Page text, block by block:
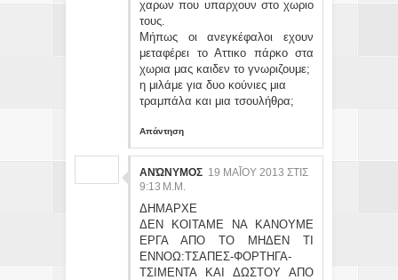
χαρων που υπαρχουν στο χωριο
τους.
Μήπως οι ανεγκέφαλοι εχουν
μεταφέρει το Αττικο πάρκο στα
χωρια μας καιδεν το γνωριζουμε;
η μιλάμε για δυο κούνιες μια
τραμπάλα και μια τσουλήθρα;
Απάντηση
ΑΝΏΝΥΜΟΣ 19 ΜΑΪ́ΟΥ 2013 ΣΤΙΣ 9:
13 Μ.Μ.
ΔΗΜΑΡΧΕ
ΔΕΝ ΚΟΙΤΑΜΕ ΝΑ ΚΑΝΟΥΜΕ
ΕΡΓΑ ΑΠΟ ΤΟ ΜΗΔΕΝ ΤΙ
ΕΝΝΟΩ:ΤΣΑΠΕΣ-ΦΟΡΤΗΓΑ-
ΤΣΙΜΕΝΤΑ ΚΑΙ ΔΩΣΤΟΥ ΑΠΟ